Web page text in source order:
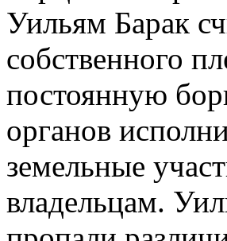
Уильям Барак
собственного
постоянную
органов
земельные
владельцам.